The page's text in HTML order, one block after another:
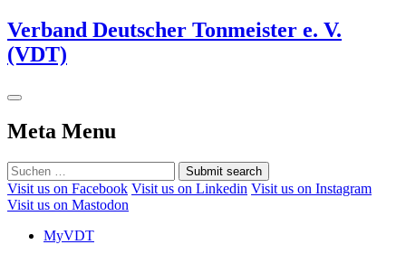
Verband Deutscher Tonmeister e. V.
(VDT)
Meta Menu
Submit search
Visit us on Facebook Visit us on Linkedin Visit us on Instagram
Visit us on Mastodon
MyVDT